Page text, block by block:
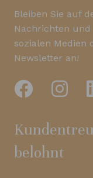
Bleiben Sie auf
Nachrichten
sozialen Medien
Newsletter an!
belohnt